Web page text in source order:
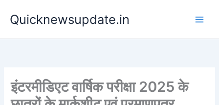
Quicknewsupdate.in
इंटरमीडिएट वार्षिक परीक्षा 2025 के